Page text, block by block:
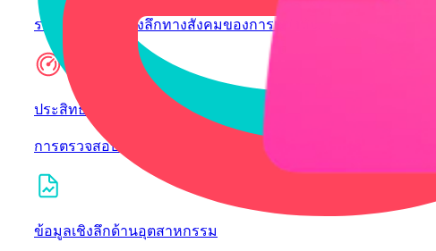
รวบรวมข้อมูลเชิงลึกทางสังคมของการแข่งขัน
ประสิทธิภาพของวิดีโอ
การตรวจสอบวิดีโอที่ครอบคลุม
ข้อมูลเชิงลึกด้านอุตสาหกรรม